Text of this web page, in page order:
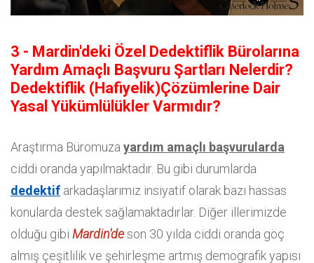
3 - Mardin'deki Özel Dedektiflik Bürolarına
Yardım Amaçlı Başvuru Şartları Nelerdir?
Dedektiflik (Hafiyelik)Çözümlerine Dair
Yasal Yükümlülükler Varmıdır?
Araştırma Büromuza yardım amaçlı başvurularda
ciddi oranda yapılmaktadır. Bu gibi durumlarda
dedektif arkadaşlarımız insiyatif olarak bazı hassas
konularda destek sağlamaktadırlar. Diğer illerimizde
olduğu gibi Mardin'deson 30 yılda ciddi oranda göç
almış çeşitlilik ve şehirleşme artmış demografik yapısı